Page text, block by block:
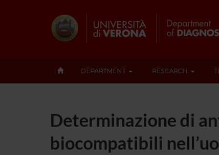
DEPARTMENT RESEARCH
Determinazione di
biocompatibili